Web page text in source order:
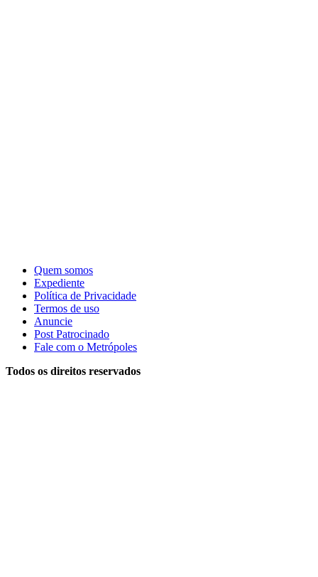
Quem somos
Expediente
Política de Privacidade
Termos de uso
Anuncie
Post Patrocinado
Fale com o Metrópoles
Todos os direitos reservados